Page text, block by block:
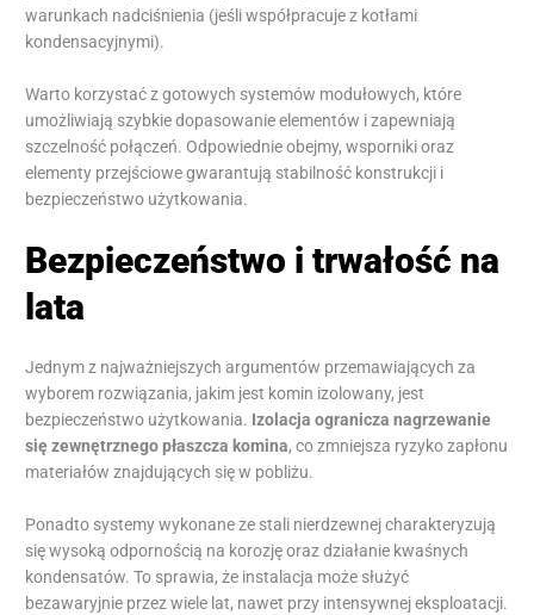
warunkach nadciśnienia (jeśli współpracuje z kotłami
kondensacyjnymi).
Warto korzystać z gotowych systemów modułowych, które
umożliwiają szybkie dopasowanie elementów i zapewniają
szczelność połączeń. Odpowiednie obejmy, wsporniki oraz
elementy przejściowe gwarantują stabilność konstrukcji i
bezpieczeństwo użytkowania.
Bezpieczeństwo i trwałość na
lata
Jednym z najważniejszych argumentów przemawiających za
wyborem rozwiązania, jakim jest komin izolowany, jest
bezpieczeństwo użytkowania. Izolacja ogranicza nagrzewanie
się zewnętrznego płaszcza komina, co zmniejsza ryzyko zapłonu
materiałów znajdujących się w pobliżu.
Ponadto systemy wykonane ze stali nierdzewnej charakteryzują
się wysoką odpornością na korozję oraz działanie kwaśnych
kondensatów. To sprawia, że instalacja może służyć
bezawaryjnie przez wiele lat, nawet przy intensywnej eksploatacji.